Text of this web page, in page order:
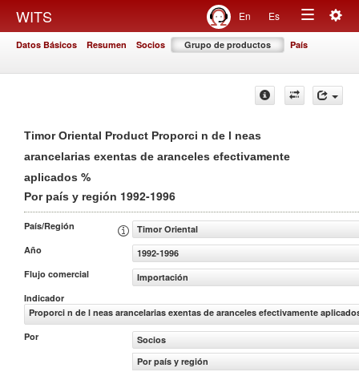
WITS En Es
Toggle
Datos Básicos Resumen Socios Grupo de productos País
Timor Oriental Product Proporci n de l neas
arancelarias exentas de aranceles efectivamente
aplicados %
Por país y región 1992-1996
País/Región
Timor Oriental
Año
1992-1996
Flujo comercial
Importación
Indicador
Proporci n de l neas arancelarias exentas de aranceles efectivamente
Por
Socios
Por país y región